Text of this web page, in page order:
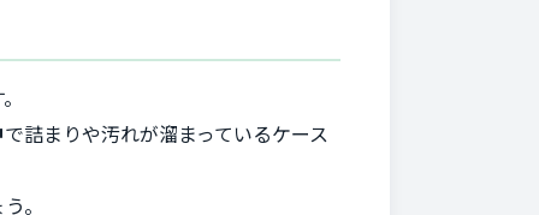
で詰まりや汚れが溜まっているケース
。